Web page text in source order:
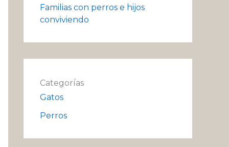
Familias con perros e hijos
conviviendo
Categorías
Gatos
Perros